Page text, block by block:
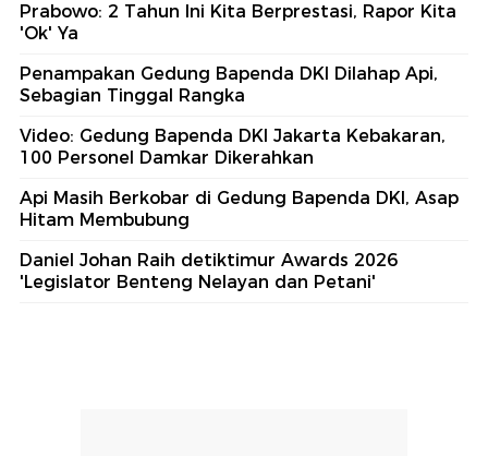
Prabowo: 2 Tahun Ini Kita Berprestasi, Rapor Kita
'Ok' Ya
Penampakan Gedung Bapenda DKI Dilahap Api,
Sebagian Tinggal Rangka
Video: Gedung Bapenda DKI Jakarta Kebakaran,
100 Personel Damkar Dikerahkan
Api Masih Berkobar di Gedung Bapenda DKI, Asap
Hitam Membubung
Daniel Johan Raih detiktimur Awards 2026
'Legislator Benteng Nelayan dan Petani'